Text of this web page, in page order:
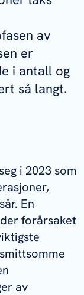
av
er
i antall og
så langt.
i 2023 som
En
forårsaket
av